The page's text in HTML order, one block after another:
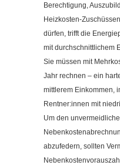
Berechtigung,
Heizkosten-
dürfen, trifft die
mit durchschnittlichem
Sie müssen mit
Jahr rechnen – ein
mittlerem Einkommen,
Rentner:innen mit
Um den
abzufedern, sollten